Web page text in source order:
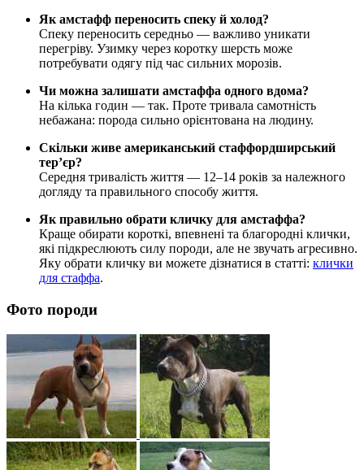
Як амстафф переносить спеку й холод?
Спеку переносить середньо — важливо уникати
перегріву. Узимку через коротку шерсть може
потребувати одягу під час сильних морозів.
Чи можна залишати амстаффа одного вдома?
На кілька годин — так. Проте тривала самотність
небажана: порода сильно орієнтована на людину.
Скільки живе американський стаффордширський
тер’єр?
Середня тривалість життя — 12–14 років за належного
догляду та правильного способу життя.
Як правильно обрати кличку для амстаффа?
Краще обирати короткі, впевнені та благородні клички,
які підкреслюють силу породи, але не звучать агресивно.
Яку обрати кличку ви можете дізнатися в статті: клички
для стаффа.
Фото породи